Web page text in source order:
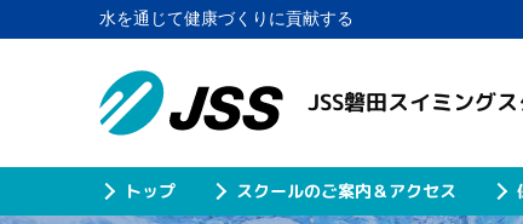
水を通じて健康づくりに貢献する
JSS磐田スイミング
トップ スクールのご案内＆アクセス